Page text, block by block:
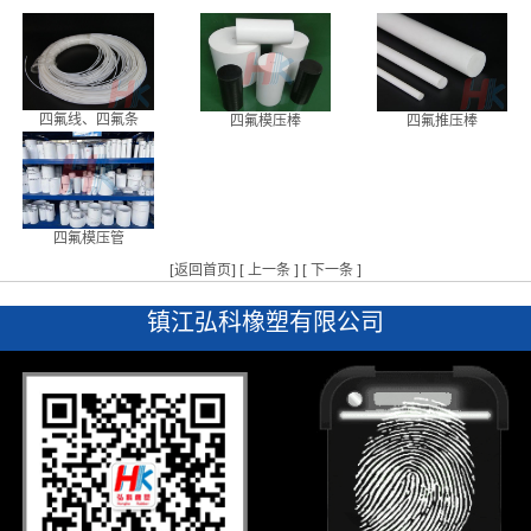
四氟线、四氟条 四氟模压棒 四氟推压棒
四氟模压管
[返回首页] [ 上一条 ] [ 下一条 ]
镇江弘科橡塑有限公司